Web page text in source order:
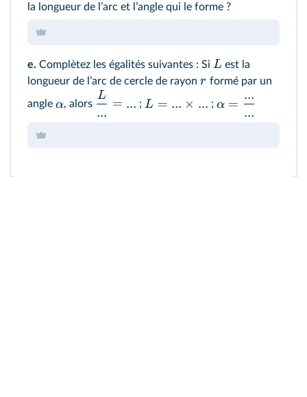
la longueur de lʼarc et lʼangle qui le forme ?
e. Complètez les égalités suivantes : Si L est la
longueur de lʼarc de cercle de rayon r formé par un
angle α, alors
...
L
= ... ; L = ... × ... ; α =
...
...